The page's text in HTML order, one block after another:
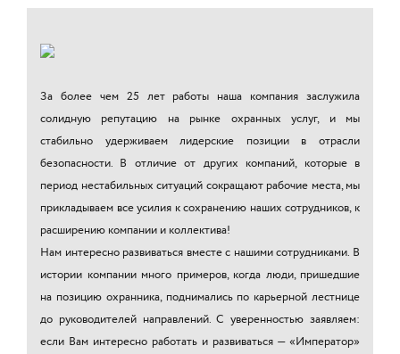
За более чем 25 лет работы наша компания заслужила
солидную репутацию на рынке охранных услуг, и мы
стабильно удерживаем лидерские позиции в отрасли
безопасности. В отличие от других компаний, которые в
период нестабильных ситуаций сокращают рабочие места, мы
прикладываем все усилия к сохранению наших сотрудников, к
расширению компании и коллектива!
Нам интересно развиваться вместе с нашими сотрудниками. В
истории компании много примеров, когда люди, пришедшие
на позицию охранника, поднимались по карьерной лестнице
до руководителей направлений. С уверенностью заявляем:
если Вам интересно работать и развиваться — «Император»